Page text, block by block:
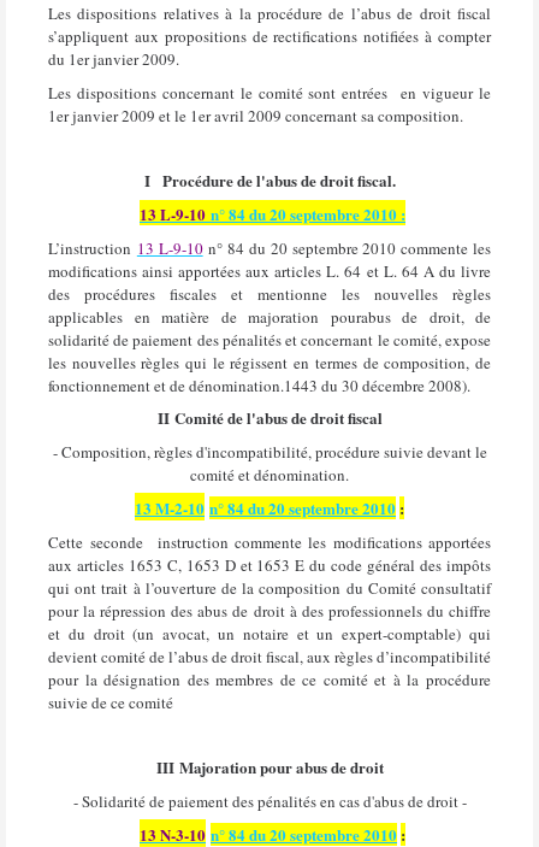
Les dispositions relatives à la procédure de l’abus de droit fiscal
s’appliquent aux propositions de rectifications notifiées à compter
du 1er janvier 2009.
Les dispositions concernant le comité sont entrées
en vigueur le
1er janvier 2009 et le 1er avril 2009 concernant sa composition.
I Procédure de l'abus de droit fiscal.
13 L-9-10 n° 84 du 20 septembre 2010 :
L’instruction 13 L-9-10 n° 84 du 20 septembre 2010 commente les
modifications ainsi apportées aux articles L. 64 et L. 64 A du livre
des procédures fiscales et mentionne les nouvelles règles
applicables en matière de majoration pourabus de droit, de
solidarité de paiement des pénalités et concernant le comité, expose
les nouvelles règles qui le régissent en termes de composition, de
fonctionnement et de dénomination.1443 du 30 décembre 2008).
II Comité de l'abus de droit fiscal
- Composition, règles d'incompatibilité, procédure suivie devant le
comité et dénomination.
13 M-2-10 n° 84 du 20 septembre 2010 :
Cetteseconde instruction commente les modifications apportées
aux articles 1653 C, 1653 D et 1653 E du code général des impôts
qui ont trait à l’ouverture de la composition du Comité consultatif
pour la répression des abus de droit à des professionnels du chiffre
et du droit (un avocat, un notaire et un expert-comptable) qui
devient comité de l’abus de droit fiscal, aux règles d’incompatibilité
pour la désignation des membres de ce comité et à la procédure
suivie de ce comité
III Majoration pour abus de droit
- Solidarité de paiement des pénalités en cas d'abus de droit -
13 N-3-10 n° 84 du 20 septembre 2010 :